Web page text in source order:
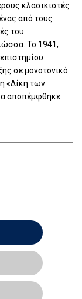
κλασικιστές
από τους
του
Το 1941,
σε μονοτονικό
«Δίκη των
αποπέμφθηκε